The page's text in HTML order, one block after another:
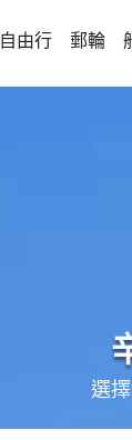
自由行 郵輪
選